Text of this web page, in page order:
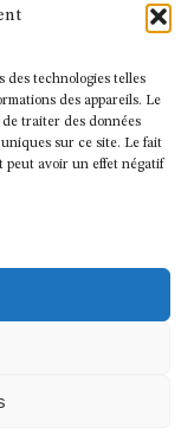
des technologies telles
des appareils. Le
traiter des données
sur ce site. Le fait
peut avoir un effet négatif
sous l’égide